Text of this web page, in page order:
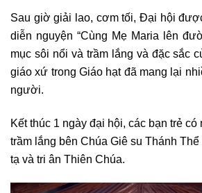
Sau giờ giải lao, cơm tối, Đại hội
diễn nguyện “Cùng Mẹ Maria lên
mục sôi nổi và trầm lắng và đặc sắc
giáo xứ trong Giáo hạt đã mang lại
người.
Kết thúc 1 ngày đại hội, các bạn trẻ
trầm lắng bên Chúa Giê su Thánh
tạ và tri ân Thiên Chúa.